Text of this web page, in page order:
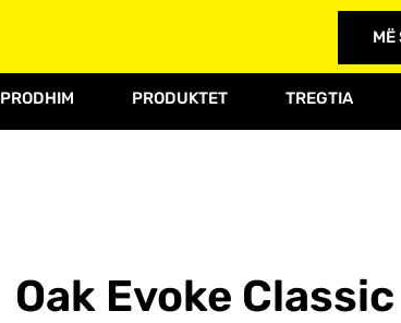
MË
PRODHIM PRODUKTET TREGTIA
Oak Evoke Classic